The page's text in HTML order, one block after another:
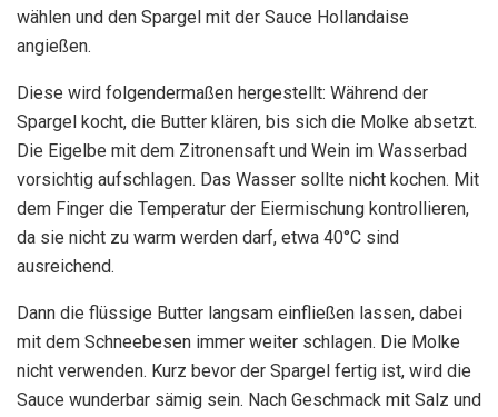
wählen und den Spargel mit der Sauce Hollandaise
angießen.
Diese wird folgendermaßen hergestellt: Während der
Spargel kocht, die Butter klären, bis sich die Molke absetzt.
Die Eigelbe mit dem Zitronensaft und Wein im Wasserbad
vorsichtig aufschlagen. Das Wasser sollte nicht kochen. Mit
dem Finger die Temperatur der Eiermischung kontrollieren,
da sie nicht zu warm werden darf, etwa 40°C sind
ausreichend.
Dann die flüssige Butter langsam einfließen lassen, dabei
mit dem Schneebesen immer weiter schlagen. Die Molke
nicht verwenden. Kurz bevor der Spargel fertig ist, wird die
Sauce wunderbar sämig sein. Nach Geschmack mit Salz und